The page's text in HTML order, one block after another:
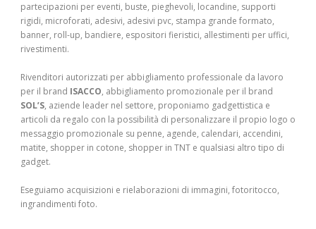
partecipazioni per eventi, buste, pieghevoli, locandine, supporti
rigidi, microforati, adesivi, adesivi pvc, stampa grande formato,
banner, roll-up, bandiere, espositori fieristici, allestimenti per uffici,
rivestimenti.
Rivenditori autorizzati per abbigliamento professionale da lavoro
per il brand ISACCO, abbigliamento promozionale per il brand
SOL’S, aziende leader nel settore, proponiamo gadgettistica e
articoli da regalo con la possibilità di personalizzare il propio logo o
messaggio promozionale su penne, agende, calendari, accendini,
matite, shopper in cotone, shopper in TNT e qualsiasi altro tipo di
gadget.
Eseguiamo acquisizioni e rielaborazioni di immagini, fotoritocco,
ingrandimenti foto.